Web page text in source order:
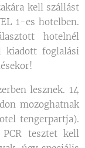
kell szállást
1-es hotelben.
hotelnél
kiadott foglalási
lesznek. 14
mozoghatnak
tengerpartja).
tesztet kell